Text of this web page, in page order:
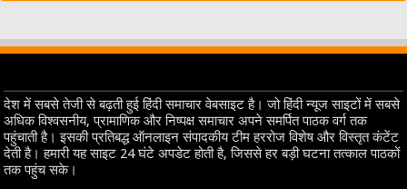
देश में सबसे तेजी से बढ़ती हुई हिंदी समाचार वेबसाइट है। जो हिंदी न्यूज साइटों में सबसे
अधिक विश्वसनीय, प्रामाणिक और निष्पक्ष समाचार अपने समर्पित पाठक वर्ग तक
पहुंचाती है। इसकी प्रतिबद्ध ऑनलाइन संपादकीय टीम हररोज विशेष और विस्तृत कंटेंट
देती है। हमारी यह साइट 24 घंटे अपडेट होती है, जिससे हर बड़ी घटना तत्काल पाठकों
तक पहुंच सके।